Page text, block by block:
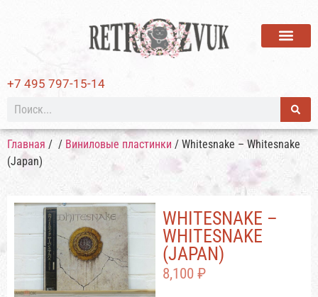
+7 495 797-15-14
Главная / / Виниловые пластинки / Whitesnake – Whitesnake
(Japan)
WHITESNAKE –
WHITESNAKE
(JAPAN)
8,100 ₽